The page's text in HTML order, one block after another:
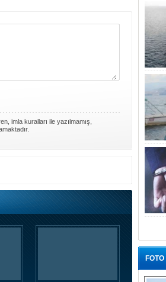
imla kuralları ile yazılmamış,